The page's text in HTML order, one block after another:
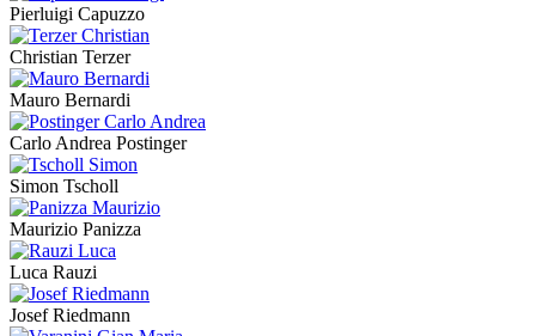
Pierluigi Capuzzo
Christian Terzer
Mauro Bernardi
Carlo Andrea Postinger
Simon Tscholl
Maurizio Panizza
Luca Rauzi
Josef Riedmann